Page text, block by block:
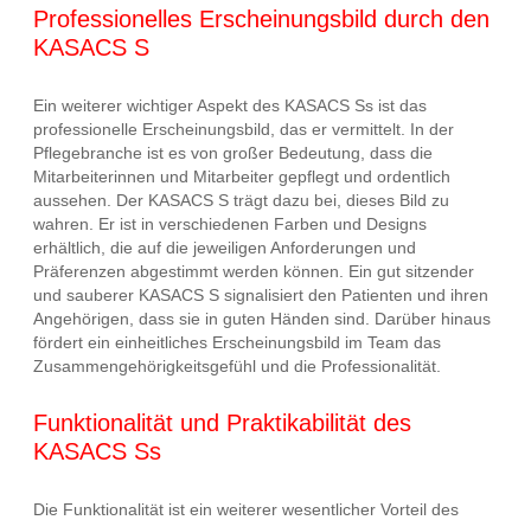
Professionelles Erscheinungsbild durch den
KASACS S
Ein weiterer wichtiger Aspekt des KASACS Ss ist das
professionelle Erscheinungsbild, das er vermittelt. In der
Pflegebranche ist es von großer Bedeutung, dass die
Mitarbeiterinnen und Mitarbeiter gepflegt und ordentlich
aussehen. Der KASACS S trägt dazu bei, dieses Bild zu
wahren. Er ist in verschiedenen Farben und Designs
erhältlich, die auf die jeweiligen Anforderungen und
Präferenzen abgestimmt werden können. Ein gut sitzender
und sauberer KASACS S signalisiert den Patienten und ihren
Angehörigen, dass sie in guten Händen sind. Darüber hinaus
fördert ein einheitliches Erscheinungsbild im Team das
Zusammengehörigkeitsgefühl und die Professionalität.
Funktionalität und Praktikabilität des
KASACS Ss
Die Funktionalität ist ein weiterer wesentlicher Vorteil des